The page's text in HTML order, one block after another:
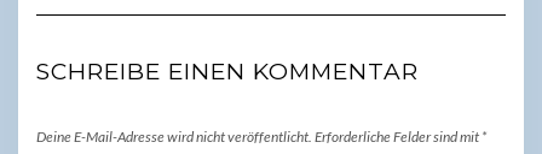
SCHREIBE EINEN KOMMENTAR
Deine E-Mail-Adresse wird nicht veröffentlicht. Erforderliche Felder sind mit *